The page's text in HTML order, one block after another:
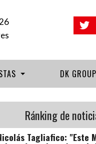
DK GROUP
Ránking de
Tagliafico: "Este